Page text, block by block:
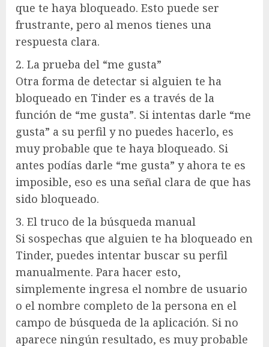
que te haya bloqueado. Esto puede ser
frustrante, pero al menos tienes una
respuesta clara.
2. La prueba del “me gusta”
Otra forma de detectar si alguien te ha
bloqueado en Tinder es a través de la
función de “me gusta”. Si intentas darle “me
gusta” a su perfil y no puedes hacerlo, es
muy probable que te haya bloqueado. Si
antes podías darle “me gusta” y ahora te es
imposible, eso es una señal clara de que has
sido bloqueado.
3. El truco de la búsqueda manual
Si sospechas que alguien te ha bloqueado en
Tinder, puedes intentar buscar su perfil
manualmente. Para hacer esto,
simplemente ingresa el nombre de usuario
o el nombre completo de la persona en el
campo de búsqueda de la aplicación. Si no
aparece ningún resultado, es muy probable